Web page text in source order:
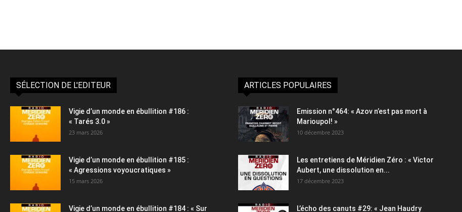
SÉLECTION DE L'EDITEUR
Vigie d’un monde en ébullition #186 :
« Tarés 3.0 »
23 mars 2026
Vigie d’un monde en ébullition #185 :
« Agressions voyoucratiques »
15 mars 2026
Vigie d’un monde en ébullition #184 : « Sur
ARTICLES POPULAIRES
Emission n°464: « Azov n’est pas mort à
Marioupol! »
10 décembre 2023
Les entretiens de Méridien Zéro : « Victor
Aubert, une dissolution en...
17 décembre 2023
L’écho des canuts #29: « Jean Haudry